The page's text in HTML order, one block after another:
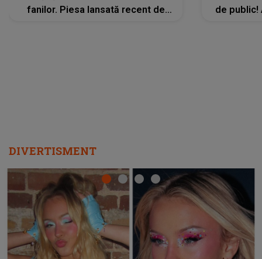
fanilor. Piesa lansată recent de
de public!
DIVERTISMENT